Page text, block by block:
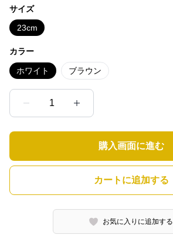
サイズ
23cm
カラー
ホワイト ブラウン
1
購入画面に進む
カートに追加する
お気に入りに追加する